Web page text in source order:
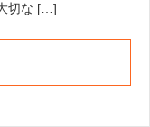
切な […]